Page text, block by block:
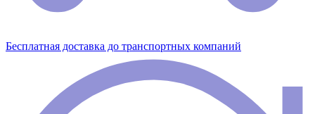
Бесплатная доставка до транспортных компаний